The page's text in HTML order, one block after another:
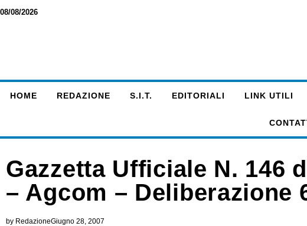
08/08/2026
HOME REDAZIONE S.I.T. EDITORIALI LINK UTILI
Gazzetta Ufficiale N. 146
– Agcom – Deliberazione
by RedazioneGiugno 28, 2007